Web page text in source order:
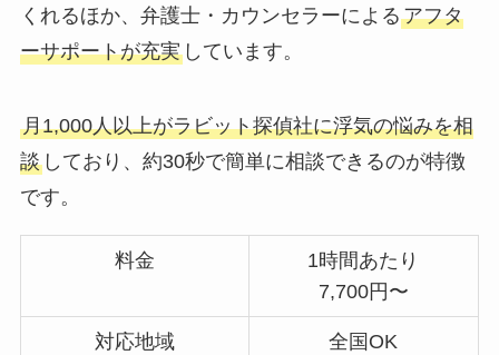
くれるほか、弁護士・カウンセラーによるアフタ
ーサポートが充実しています。
月1,000人以上がラビット探偵社に浮気の悩みを相
談しており、約30秒で簡単に相談できるのが特徴
です。
料金
1時間あたり
7,700円〜
対応地域 全国OK